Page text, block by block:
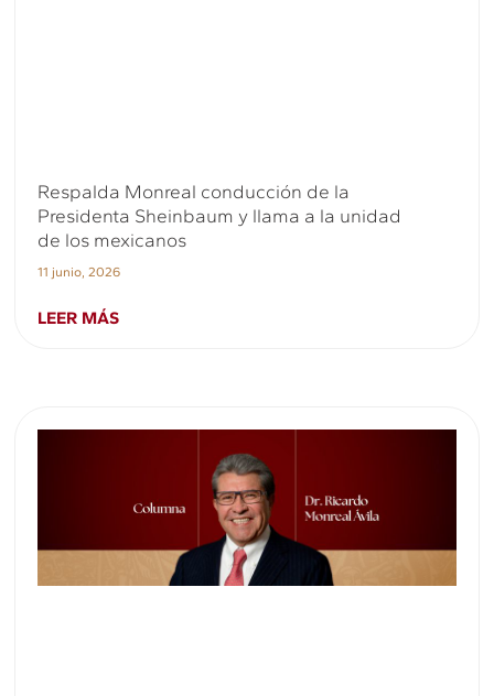
Respalda Monreal conducción de la
Presidenta Sheinbaum y llama a la unidad
de los mexicanos
11 junio, 2026
LEER MÁS